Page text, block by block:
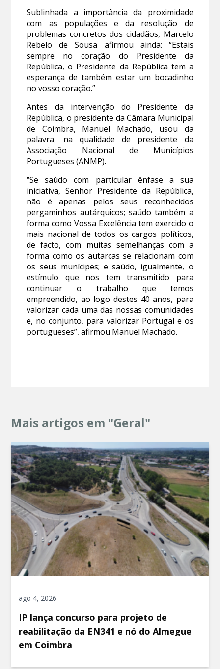
Sublinhada a importância da proximidade
com as populações e da resolução de
problemas concretos dos cidadãos, Marcelo
Rebelo de Sousa afirmou ainda: “Estais
sempre no coração do Presidente da
República, o Presidente da República tem a
esperança de também estar um bocadinho
no vosso coração.”
Antes da intervenção do Presidente da
República, o presidente da Câmara Municipal
de Coimbra, Manuel Machado, usou da
palavra, na qualidade de presidente da
Associação Nacional de Municípios
Portugueses (ANMP).
“Se saúdo com particular ênfase a sua
iniciativa, Senhor Presidente da República,
não é apenas pelos seus reconhecidos
pergaminhos autárquicos; saúdo também a
forma como Vossa Excelência tem exercido o
mais nacional de todos os cargos políticos,
de facto, com muitas semelhanças com a
forma como os autarcas se relacionam com
os seus munícipes; e saúdo, igualmente, o
estímulo que nos tem transmitido para
continuar o trabalho que temos
empreendido, ao logo destes 40 anos, para
valorizar cada uma das nossas comunidades
e, no conjunto, para valorizar Portugal e os
portugueses”, afirmou Manuel Machado.
Mais artigos em "Geral"
ago 4, 2026
IP lança concurso para projeto de
reabilitação da EN341 e nó do Almegue
em Coimbra